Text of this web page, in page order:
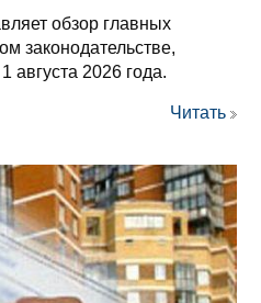
обзор главных
законодательстве,
августа 2026 года.
Читать